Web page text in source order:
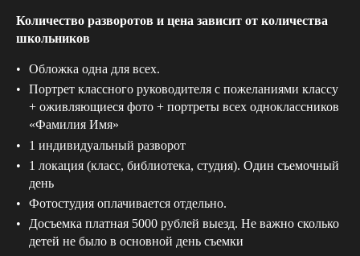
Количество разворотов и цена зависит от количества
школьников
Обложка одна для всех.
Портрет классного руководителя с пожеланиями классу
+ оживляющиеся фото + портреты всех одноклассников
«Фамилия Имя»
1 индивидуальный разворот
1 локация (класс, библиотека, студия). Один съемочный
день
Фотостудия оплачивается отдельно.
Досъемка платная 5000 рублей выезд. Не важно сколько
детей не было в основной день съемки